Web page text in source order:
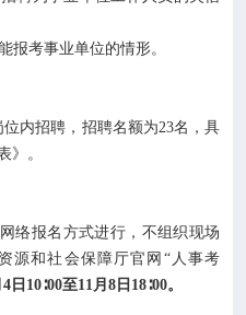
报考事业单位的情形。
内招聘，招聘名额为23名，具
》。
报名方式进行，不组织现场
源和社会保障厅官网“人事考
10∶00至11月8日18∶00。